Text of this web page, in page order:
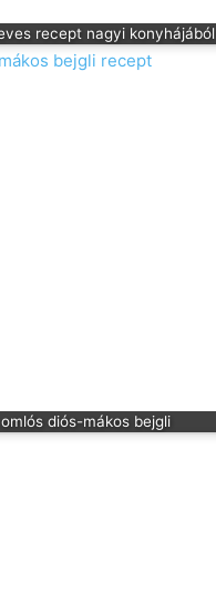
recept nagyi konyhájából
diós-mákos bejgli